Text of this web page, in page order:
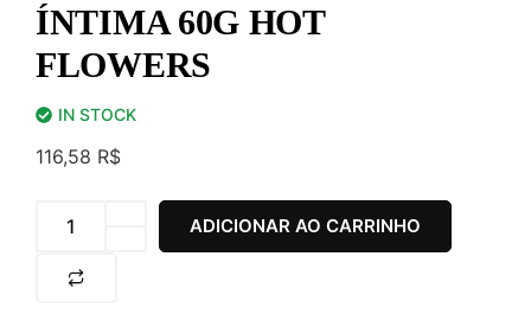
ÍNTIMA 60G HOT
FLOWERS
IN STOCK
116,58 R$
ADICIONAR AO CARRINHO